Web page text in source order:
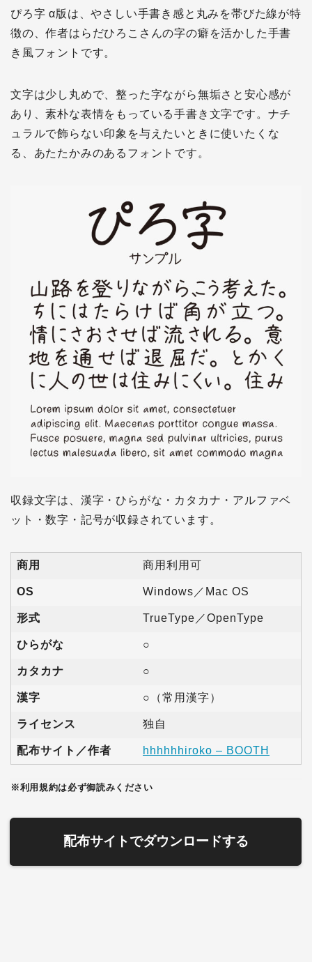
ぴろ字 α版は、やさしい手書き感と丸みを帯びた線が特
徴の、作者はらだひろこさんの字の癖を活かした手書
き風フォントです。
文字は少し丸めで、整った字ながら無垢さと安心感が
あり、素朴な表情をもっている手書き文字です。ナチ
ュラルで飾らない印象を与えたいときに使いたくな
る、あたたかみのあるフォントです。
収録文字は、漢字・ひらがな・カタカナ・アルファベ
ット・数字・記号が収録されています。
商用 商用利用可
OS Windows／Mac OS
形式 TrueType／OpenType
ひらがな ○
カタカナ ○
漢字 ○（常用漢字）
ライセンス 独自
配布サイト／作者 hhhhhhiroko – BOOTH
※利用規約は必ず御読みください
配布サイトでダウンロードする